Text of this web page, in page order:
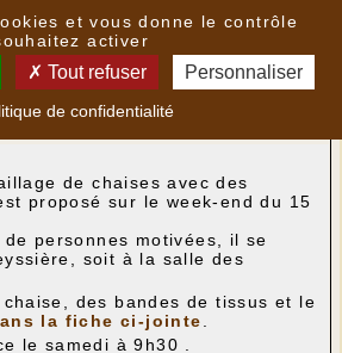
de chaises avec des bandes
de chaises avec des
proposé sur le week-end du 15
personnes motivées, il se
soit à la salle des
des bandes de tissus et le
la fiche ci-jointe
le samedi à 9h30 .
et vous donne le contrôle
activer
Tout refuser Personnaliser
de confidentialité